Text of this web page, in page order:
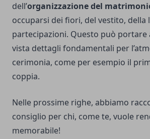
dell’organizzazione del
occuparsi dei fiori, del vestito, della
partecipazioni. Questo può portare
vista dettagli fondamentali per
cerimonia, come per esempio il
coppia.
Nelle prossime righe, abbiamo
consiglio per chi, come te, vuole
memorabile!